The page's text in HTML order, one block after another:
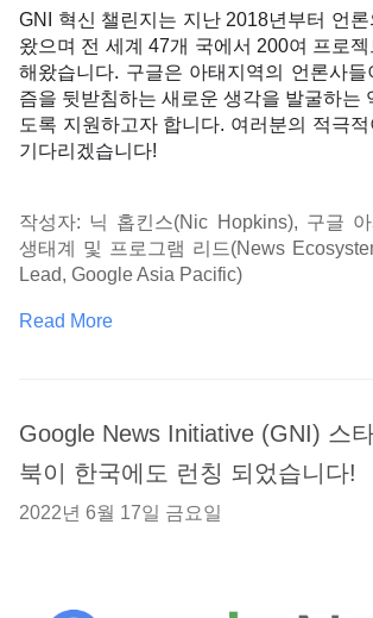
GNI 혁신 챌린지는 지난 2018년부터 언
왔으며 전 세계 47개 국에서 200여 프로
해왔습니다. 구글은 아태지역의 언론사들
즘을 뒷받침하는 새로운 생각을 발굴하는
도록 지원하고자 합니다. 여러분의 적극
기다리겠습니다!
작성자: 닉 홉킨스(Nic Hopkins), 구글
생태계 및 프로그램 리드(News
Lead, Google Asia Pacific)
Read More
Google News Initiative (GNI) 스
북이 한국에도 런칭 되었습니다!
2022년 6월 17일 금요일